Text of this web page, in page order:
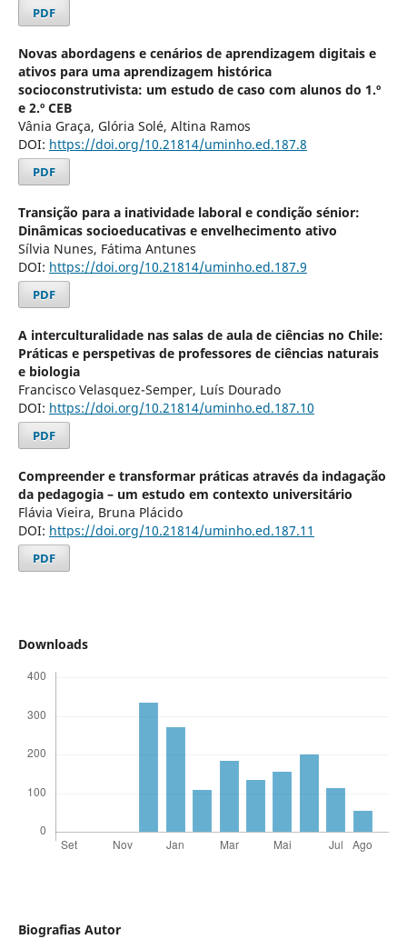
PDF
Novas abordagens e cenários de aprendizagem digitais e
ativos para uma aprendizagem histórica
socioconstrutivista: um estudo de caso com alunos do 1.º
e 2.º CEB
Vânia Graça, Glória Solé, Altina Ramos
DOI: https://doi.org/10.21814/uminho.ed.187.8
PDF
Transição para a inatividade laboral e condição sénior:
Dinâmicas socioeducativas e envelhecimento ativo
Sílvia Nunes, Fátima Antunes
DOI: https://doi.org/10.21814/uminho.ed.187.9
PDF
A interculturalidade nas salas de aula de ciências no Chile:
Práticas e perspetivas de professores de ciências naturais
e biologia
Francisco Velasquez-Semper, Luís Dourado
DOI: https://doi.org/10.21814/uminho.ed.187.10
PDF
Compreender e transformar práticas através da indagação
da pedagogia – um estudo em contexto universitário
Flávia Vieira, Bruna Plácido
DOI: https://doi.org/10.21814/uminho.ed.187.11
PDF
Downloads
Biografias Autor